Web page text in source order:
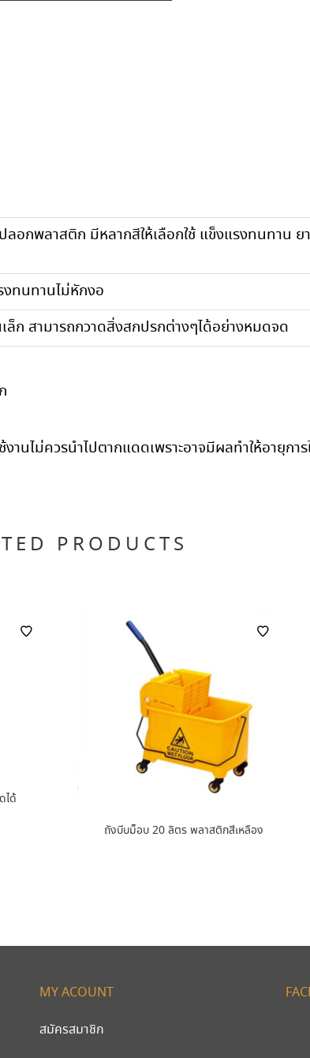
อกพลาสติก มีหลากสีให้เลือกใช้ แข็งแรงทนทาน ย
ทนทานไม่หักงอ
ก สามารถกวาดสิ่งสกปรกต่างๆได้อย่างหมดจด
านไม่ควรนำไปตากแดดเพราะอาจมีผลทำให้อายุก
PRODUCTS
ได้
ถังบีบม็อบ 20 ลิตร พลาสติกสีเหลือง
MY ACOUNT
สมัครสมาชิก